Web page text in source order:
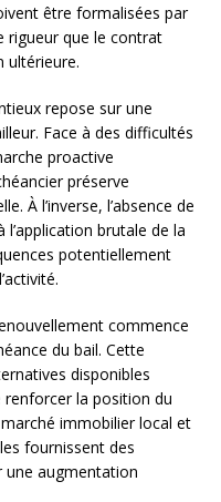
être formalisées par
rigueur que le contrat
ultérieure.
repose sur une
Face à des difficultés
proactive
préserve
À l’inverse, l’absence de
brutale de la
potentiellement
commence
du bail. Cette
disponibles
la position du
marché immobilier local et
fournissent des
augmentation